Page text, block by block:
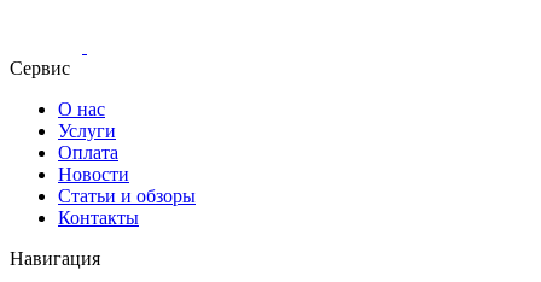
Сервис
О нас
Услуги
Оплата
Новости
Статьи и обзоры
Контакты
Навигация